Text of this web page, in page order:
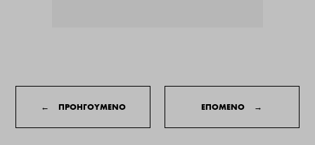
← ΠΡΟΗΓΟΥΜΕΝΟ ΕΠΟΜΕΝΟ →